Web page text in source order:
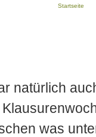
Startseite
natürlich
was